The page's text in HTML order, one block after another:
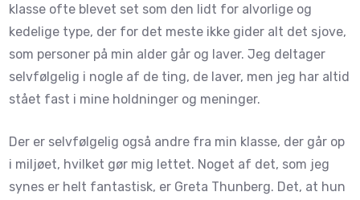
klasse ofte blevet set som den lidt for alvorlige og
kedelige type, der for det meste ikke gider alt det sjove,
som personer på min alder går og laver. Jeg deltager
selvfølgelig i nogle af de ting, de laver, men jeg har altid
stået fast i mine holdninger og meninger.
Der er selvfølgelig også andre fra min klasse, der går op
i miljøet, hvilket gør mig lettet. Noget af det, som jeg
synes er helt fantastisk, er Greta Thunberg. Det, at hun